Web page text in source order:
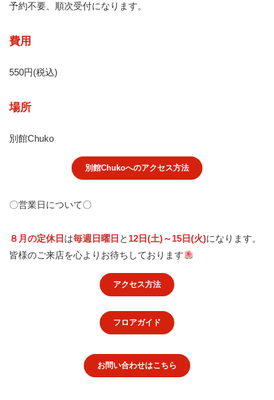
予約不要、順次受付になります。
費用
550円(税込)
場所
別館Chuko
別館Chukoへのアクセス方法
〇営業日について〇
８月の定休日 は毎週日曜日 と 12日(土)～15日(火)になります。
皆様のご来店を心よりお待ちしております
アクセス方法
フロアガイド
お問い合わせはこちら